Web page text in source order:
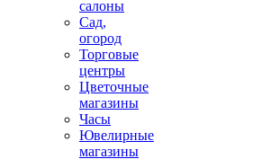
салоны
Сад,
огород
Торговые
центры
Цветочные
магазины
Часы
Ювелирные
магазины